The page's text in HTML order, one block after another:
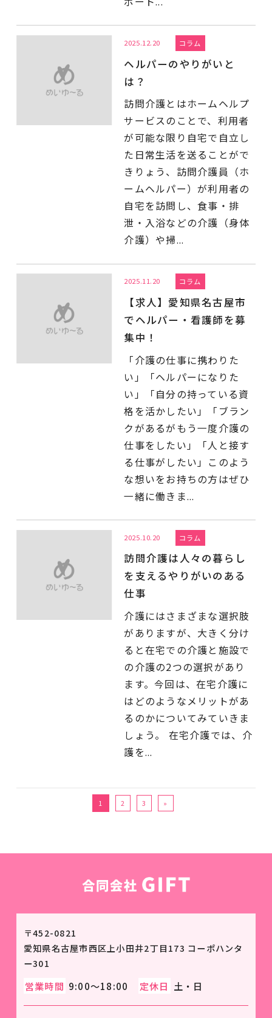
2025.12.20 コラム
ヘルパーのやりがいと
は？
訪問介護とはホームヘルプ
サービスのことで、利用者
が可能な限り自宅で自立し
た日常生活を送ることがで
きりょう、訪問介護員（ホ
ームヘルパー）が利用者の
自宅を訪問し、食事・排
泄・入浴などの介護（身体
介護）や掃...
2025.11.20 コラム
【求人】愛知県名古屋市
でヘルパー・看護師を募
集中！
「介護の仕事に携わりた
い」「ヘルパーになりた
い」「自分の持っている資
格を活かしたい」「ブラン
クがあるがもう一度介護の
仕事をしたい」「人と接す
る仕事がしたい」このよう
な想いをお持ちの方はぜひ
一緒に働きま...
2025.10.20 コラム
訪問介護は人々の暮らし
を支えるやりがいのある
仕事
介護にはさまざまな選択肢
がありますが、大きく分け
ると在宅での介護と施設で
の介護の2つの選択があり
ます。今回は、在宅介護に
はどのようなメリットがあ
るのかについてみていきま
しょう。 在宅介護では、介
護を...
1 2 3 »
〒452-0821
愛知県名古屋市西区上小田井2丁目173 コーポハンタ
ー301
営業時間 9:00～18:00 定休日 土・日